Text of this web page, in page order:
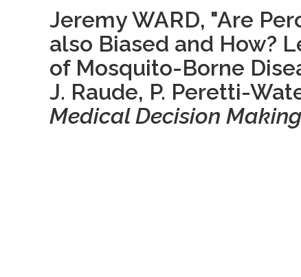
Jeremy WARD, "Are
also Biased and How?
of Mosquito-Borne
J. Raude, P. Peretti-
Medical Decision Making